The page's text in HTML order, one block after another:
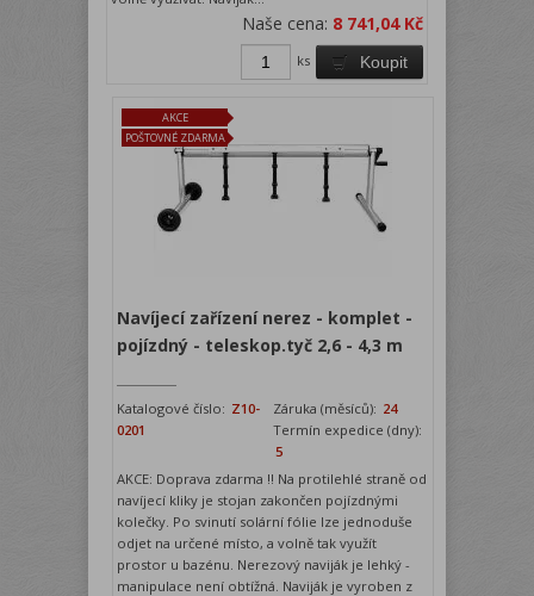
Naše cena: 8 741,04 Kč
Koupit
ks
AKCE
POŠTOVNÉ ZDARMA
Navíjecí zařízení nerez - komplet -
pojízdný - teleskop.tyč 2,6 - 4,3 m
Katalogové číslo: Z10-
0201
Záruka (měsíců): 24
Termín expedice (dny):
5
AKCE: Doprava zdarma !! Na protilehlé straně od
navíjecí kliky je stojan zakončen pojízdnými
kolečky. Po svinutí solární fólie lze jednoduše
odjet na určené místo, a volně tak využít
prostor u bazénu. Nerezový naviják je lehký -
manipulace není obtížná. Naviják je vyroben z